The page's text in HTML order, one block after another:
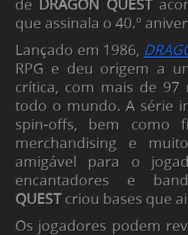
de DRAGON QUEST
que assinala o 40.º
Lançado em 1986,
RPG e deu origem a
crítica, com mais de 97
todo o mundo. A série
spin-offs, bem como
merchandising e
amigável para o
encantadores e
QUESTcriou bases que
Os jogadores podem